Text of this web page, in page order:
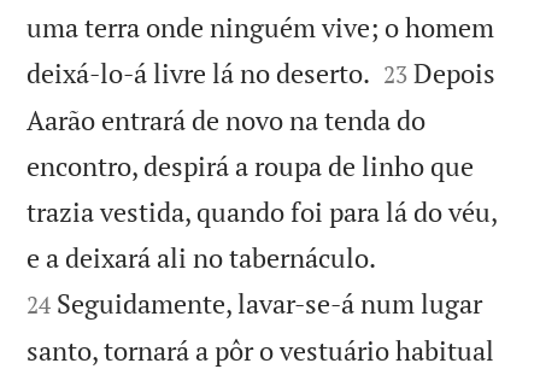
uma terra onde ninguém vive; o homem
deixá-lo-á livre lá no deserto. 

23 Depois
Aarão entrará de novo na tenda do
encontro, despirá a roupa de linho que
trazia vestida, quando foi para lá do véu,
e a deixará ali no tabernáculo.
24 Seguidamente, lavar-se-á num lugar
santo, tornará a pôr o vestuário habitual